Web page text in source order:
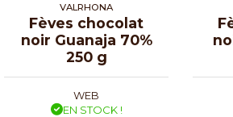
VALRHONA
Fèves chocolat
noir Guanaja 70%
250 g
WEB
EN STOCK !